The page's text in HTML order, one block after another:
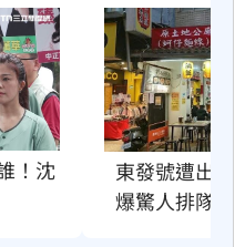
！沈
東發號遭出征
爆驚人排隊人